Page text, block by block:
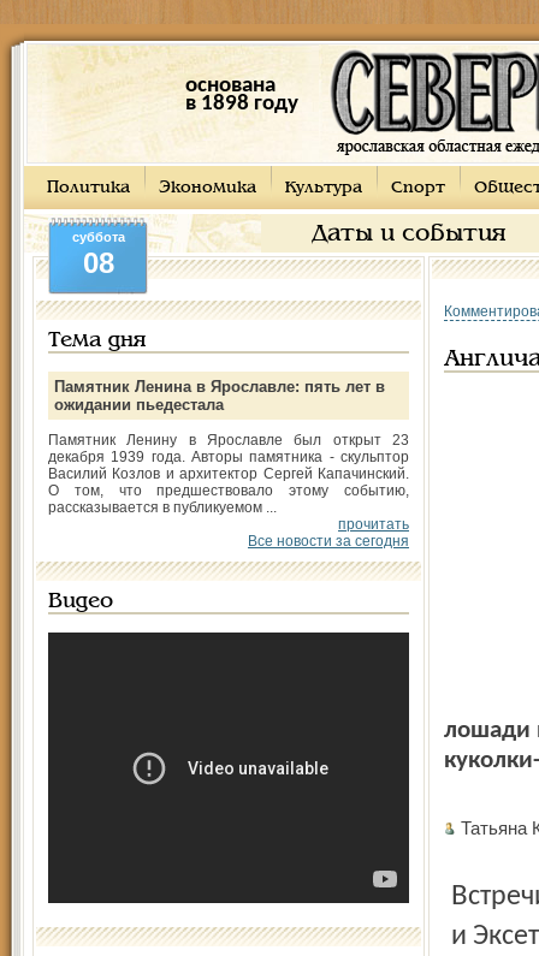
основана
в 1898 году
Политика Экономика Культура Спорт
Даты и события
суббота
08
Тема дня
Памятник Ленина в Ярославле: пять лет в
ожидании пьедестала
Памятник Ленину в Ярославле был открыт 23
декабря 1939 года. Авторы памятника - скульптор
Василий Козлов и архитектор Сергей Капачинский.
О том, что предшествовало этому событию,
рассказывается в публикуемом ...
прочитать
Все новости за сегодня
Видео
лошади
Встречи делегаций двух городов-побратимов – Ярославля
и